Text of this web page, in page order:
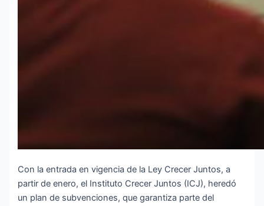
Con la entrada en vigencia de la Ley Crecer Juntos, a
partir de enero, el Instituto Crecer Juntos (ICJ), heredó
un plan de subvenciones, que garantiza parte del